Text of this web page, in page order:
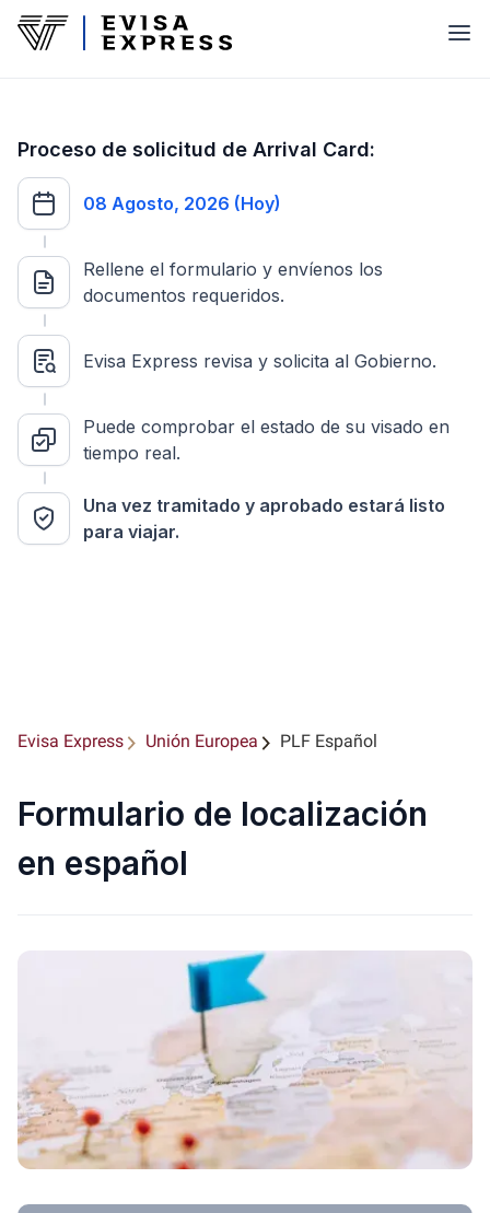
Proceso de solicitud de Arrival Card:
08 Agosto, 2026 (Hoy)
Rellene el formulario y envíenos los
documentos requeridos.
Evisa Express revisa y solicita al Gobierno.
Puede comprobar el estado de su visado en
tiempo real.
Una vez tramitado y aprobado estará listo
para viajar.
Evisa Express Unión Europea PLF Español
Formulario de localización
en español